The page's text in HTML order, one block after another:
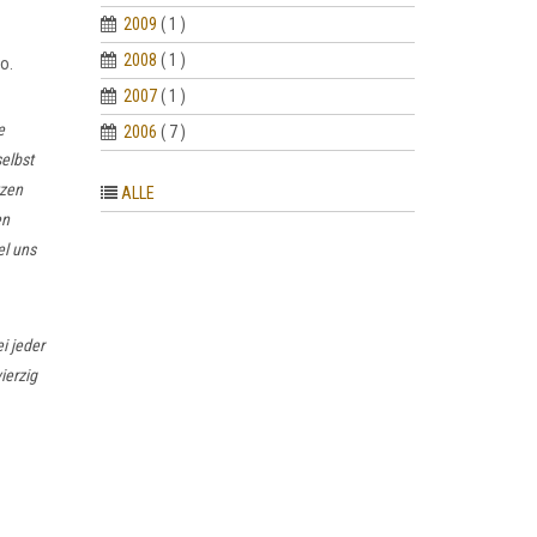
uns
jeder
2009 ( 1 )
2008 ( 1 )
2007 ( 1 )
2006 ( 7 )
ALLE